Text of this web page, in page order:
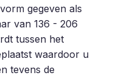
gegeven als
van 136 - 206
tussen het
waardoor u
tevens de